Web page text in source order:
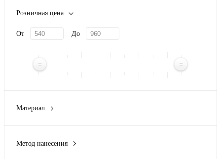
Розничная цена
От До
Материал
Метод нанесения